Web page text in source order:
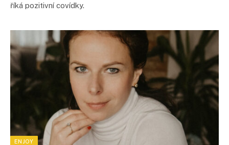
říká pozitivní covídky.
ENJOY